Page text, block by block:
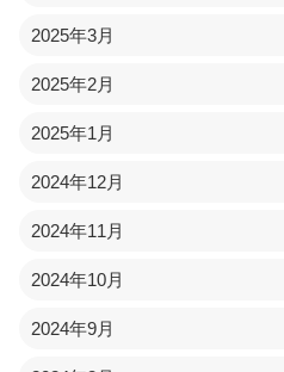
2025年3月
2025年2月
2025年1月
2024年12月
2024年11月
2024年10月
2024年9月